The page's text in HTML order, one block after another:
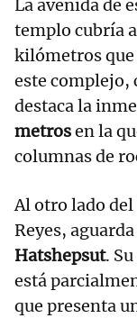
La avenida de
templo cubría
kilómetros que
este complejo,
destaca la
metrosen la
columnas de
Al otro lado del
Reyes,
Hatshepsut.
está
que presenta